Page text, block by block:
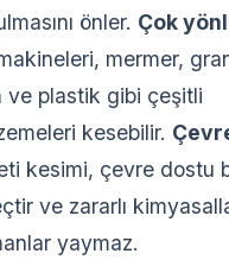
önler. Çok
mermer,
ve plastik gibi çeşitli
kesebilir.
kesimi, çevre dostu
ve zararlı
yaymaz.